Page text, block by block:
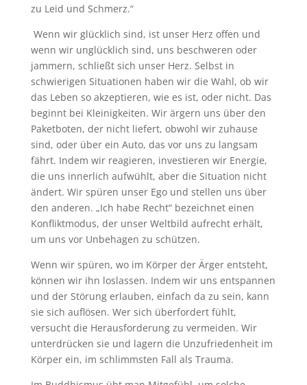
zu Leid und Schmerz.“
Wenn wir glücklich sind, ist unser Herz offen und
wenn wir unglücklich sind, uns beschweren oder
jammern, schließt sich unser Herz. Selbst in
schwierigen Situationen haben wir die Wahl, ob wir
das Leben so akzeptieren, wie es ist, oder nicht. Das
beginnt bei Kleinigkeiten. Wir ärgern uns über den
Paketboten, der nicht liefert, obwohl wir zuhause
sind, oder über ein Auto, das vor uns zu langsam
fährt. Indem wir reagieren, investieren wir Energie,
die uns innerlich aufwühlt, aber die Situation nicht
ändert. Wir spüren unser Ego und stellen uns über
den anderen. „Ich habe Recht“ bezeichnet einen
Konfliktmodus, der unser Weltbild aufrecht erhält,
um uns vor Unbehagen zu schützen.
Wenn wir spüren, wo im Körper der Ärger entsteht,
können wir ihn loslassen. Indem wir uns entspannen
und der Störung erlauben, einfach da zu sein, kann
sie sich auflösen. Wer sich überfordert fühlt,
versucht die Herausforderung zu vermeiden. Wir
unterdrücken sie und lagern die Unzufriedenheit im
Körper ein, im schlimmsten Fall als Trauma.